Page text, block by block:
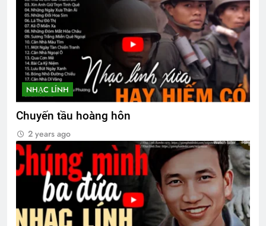
NỖI ĐAU CON TIM TAN VỠ (Erika Jong)
3 Years Ago
TIỆC ĐÊM Ở TRẠI HỌ TẢ (Đỗ Phủ)
3 Years Ago
TÔN CHỦ CỦA TÔI (Rabindranath
Tagore)
3 Years Ago
CSVSQ Trần Duyên Sơn K23
NHẠC LÍNH
Chuyến tầu hoàng hôn
2 years ago